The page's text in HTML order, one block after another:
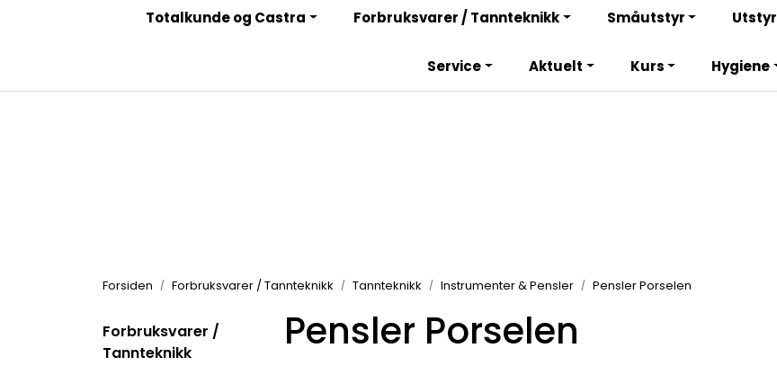
Bli totalkunde og få en rekke fordeler. Les mer!
Totalkunde og Castra Forbruksvarer / Tannteknikk Småutstyr Utstyr
Service Aktuelt Kurs Hygiene
Forsiden Forbruksvarer / Tannteknikk Tannteknikk Instrumenter & Pensler Pensler Porselen
Forbruksvarer /
Tannteknikk
Pensler Porselen